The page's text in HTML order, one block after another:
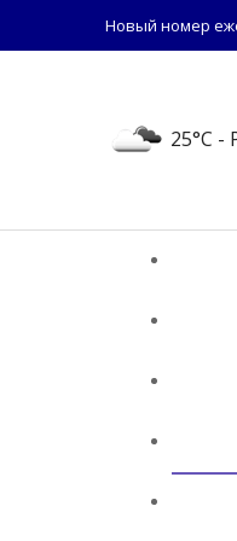
Новый номер
25°C -